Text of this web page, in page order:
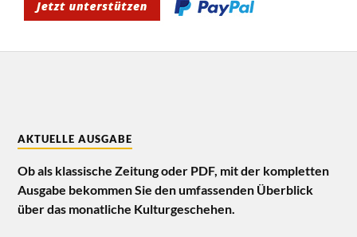
AKTUELLE AUSGABE
Ob als klassische Zeitung oder PDF, mit der kompletten
Ausgabe bekommen Sie den umfassenden Überblick
über das monatliche Kulturgeschehen.